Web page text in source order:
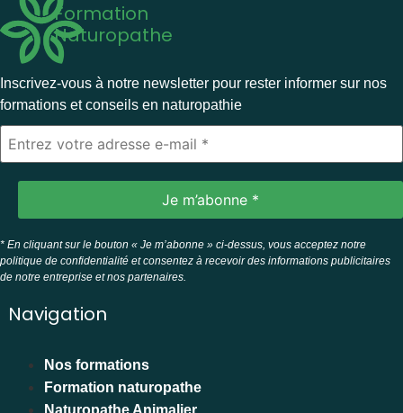
Formation
Naturopathe
Inscrivez-vous à notre newsletter pour rester informer sur nos
formations et conseils en naturopathie
* En cliquant sur le bouton « Je m’abonne » ci-dessus, vous acceptez notre
politique de confidentialité et consentez à recevoir des informations publicitaires
de notre entreprise et nos partenaires.
Navigation
Nos formations
Formation naturopathe